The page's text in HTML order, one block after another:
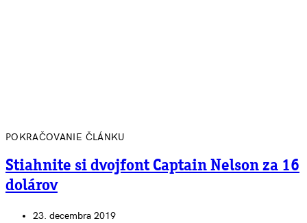
POKRAČOVANIE ČLÁNKU
Stiahnite si dvojfont Captain Nelson za 16
dolárov
23. decembra 2019